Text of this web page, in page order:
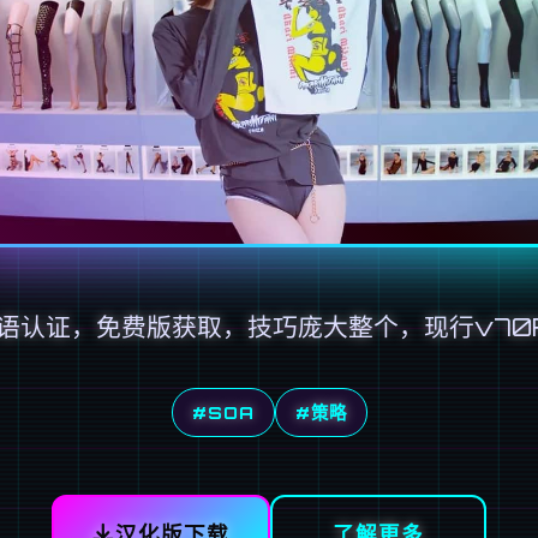
认证，免费版获取，技巧庞大整个，现行
#SOA #策略